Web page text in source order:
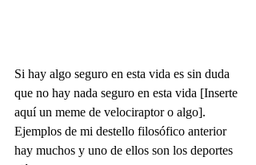
Si hay algo seguro en esta vida es sin duda
que no hay nada seguro en esta vida [Inserte
aquí un meme de velociraptor o algo].
Ejemplos de mi destello filosófico anterior
hay muchos y uno de ellos son los deportes